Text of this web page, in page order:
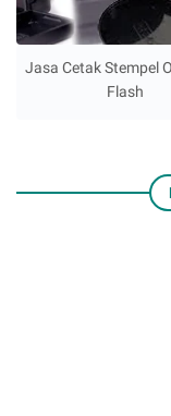
Jasa Cetak Stempel
Flash